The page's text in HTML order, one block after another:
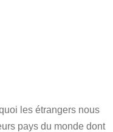
les étrangers nous
pays du monde dont